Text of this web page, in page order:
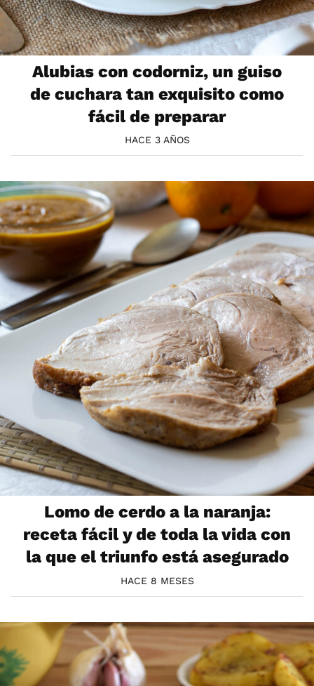
Alubias con codorniz, un guiso
de cuchara tan exquisito como
fácil de preparar
HACE 3 AÑOS
Lomo de cerdo a la naranja:
receta fácil y de toda la vida con
la que el triunfo está asegurado
HACE 8 MESES